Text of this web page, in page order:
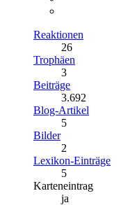
Reaktionen
26
Trophäen
3
Beiträge
3.692
Blog-Artikel
5
Bilder
2
Lexikon-Einträge
5
Karteneintrag
ja